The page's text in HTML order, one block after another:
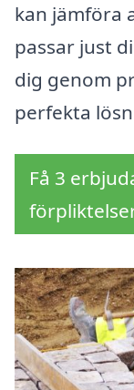
kan jämföra
passar just
dig genom
perfekta
Få 3